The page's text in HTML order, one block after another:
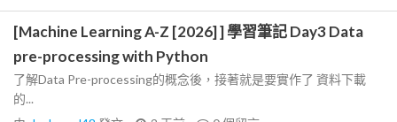
[Machine Learning A-Z [2026] ] 學習筆記 Day3 Data
pre-processing with Python
了解Data Pre-processing的概念後，接著就是要實作了 資料下載
的...